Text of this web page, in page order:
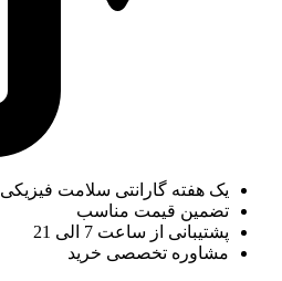
یک هفته گارانتی سلامت فیزیکی
تضمین قیمت مناسب
پشتیبانی از ساعت 7 الی 21
مشاوره تخصصی خرید